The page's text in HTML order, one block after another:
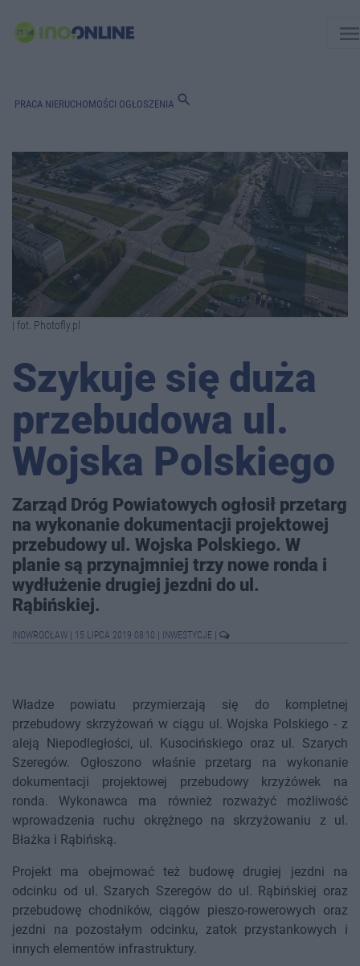
PRACA NIERUCHOMOŚCI OGŁOSZENIA search
| fot. Photofly.pl
Szykuje się duża
przebudowa ul.
Wojska Polskiego
Zarząd Dróg Powiatowych ogłosił przetarg
na wykonanie dokumentacji projektowej
przebudowy ul. Wojska Polskiego. W
planie są przynajmniej trzy nowe ronda i
wydłużenie drugiej jezdni do ul.
Rąbińskiej.
INOWROCŁAW 15 LIPCA 2019 08:10 INWESTYCJE
Władze powiatu przymierzają się do kompletnej
przebudowy skrzyżowań w ciągu ul. Wojska Polskiego - z
aleją Niepodległości, ul. Kusocińskiego oraz ul. Szarych
Szeregów. Ogłoszono właśnie przetarg na wykonanie
dokumentacji projektowej przebudowy krzyżówek na
ronda. Wykonawca ma również rozważyć możliwość
wprowadzenia ruchu okrężnego na skrzyżowaniu z ul.
Błażka i Rąbińską.
Projekt ma obejmować też budowę drugiej jezdni na
odcinku od ul. Szarych Szeregów do ul. Rąbińskiej oraz
przebudowę chodników, ciągów pieszo-rowerowych oraz
jezdni na pozostałym odcinku, zatok przystankowych i
innych elementów infrastruktury.